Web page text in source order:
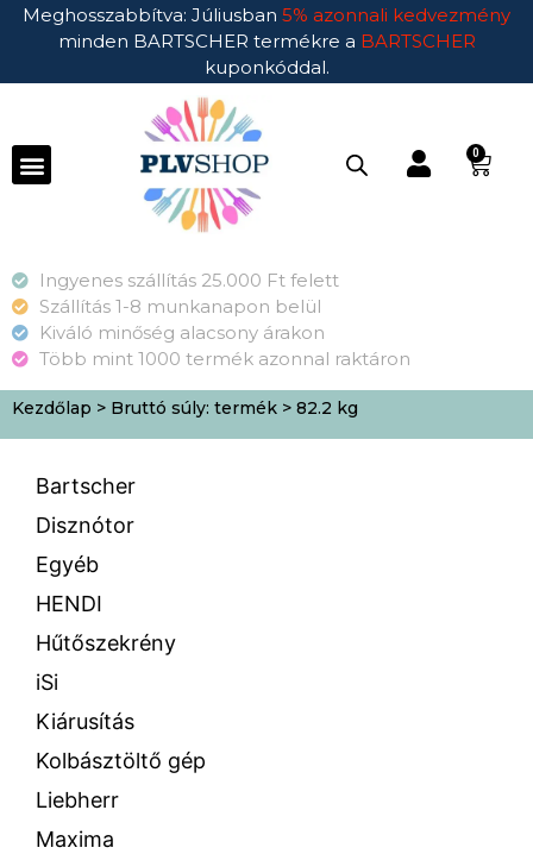
Meghosszabbítva: Júliusban 5% azonnali kedvezmény
minden BARTSCHER termékre a BARTSCHER
kuponkóddal.
0
Ingyenes szállítás 25.000 Ft felett
Szállítás 1-8 munkanapon belül
Kiváló minőség alacsony árakon
Több mint 1000 termék azonnal raktáron
Kezdőlap > Bruttó súly: termék > 82.2 kg
Bartscher
Disznótor
Egyéb
HENDI
Hűtőszekrény
iSi
Kiárusítás
Kolbásztöltő gép
Liebherr
Maxima